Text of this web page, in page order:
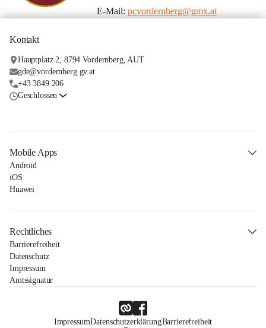
E-Mail: pcvordernberg@gmx.at
Kontakt
Hauptplatz 2, 8794 Vordernberg, AUT
gde@vordernberg.gv.at
+43 3849 206
Geschlossen
Mobile Apps
Android
iOS
Huawei
Rechtliches
Barrierefreiheit
Datenschutz
Impressum
Amtssignatur
ImpressumDatenschutzerklärungBarrierefreiheit